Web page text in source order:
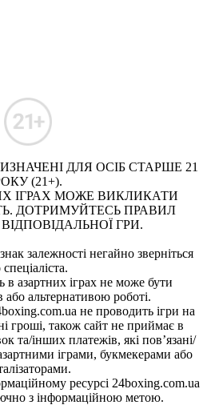
ДЛЯ ОСІБ СТАРШЕ 21
(21+).
ІГРАХ МОЖЕ ВИКЛИКАТИ
ДОТРИМУЙТЕСЬ ПРАВИЛ
ГРИ.
залежності негайно зверніться
спеціаліста.
в азартних іграх не може бути
або альтернативою роботі.
не проводить ігри на
гроші, також сайт не приймає в
та/інших платежів, які пов’язані/
іграми, букмекерами або
ресурсі 24boxing.com.ua
з інформаційною метою.